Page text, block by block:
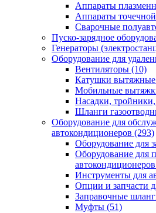
Аппараты
Аппараты
Сварочные
Пуско-зарядное
Генераторы
Оборудование для
Вентиляторы (10)
Катушки вытяжные
Мобильные
Насадки, тройники,
Шланги
Оборудование для
автокондиционеров (293)
Оборудование для
Оборудование для
автокондиционеров
Инструменты для
Опции и запчасти
Заправочные
Муфты (51)